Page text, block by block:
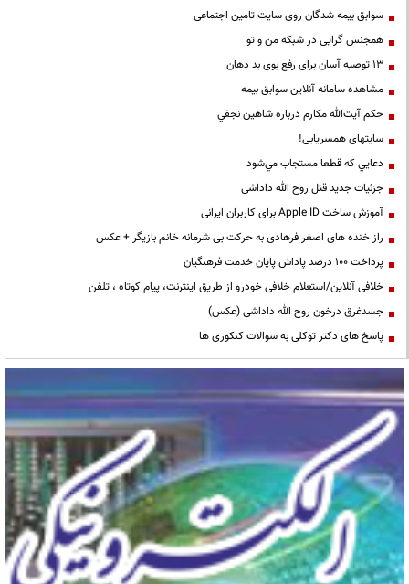
سوابق بیمه شدگان روی سایت تامین اجتماعی
همجنس گرایی در شبکه من و تو
13 توصیه آسان برای رفع بوی بد دهان
مشاهده سامانه آنلاين سوابق بیمه
حكم آيت‌الله مكارم درباره شاهين نجفي
سایتهای همسریابی!
دعايي كه قطعا مستجاب مي‌شود
جزئیات جدید قتل روح الله داداشی
آموزش ساخت Apple ID برای کاربران ایرانی
راز خنده های اصغر فرهادی به حرکت بی شرمانه خانم بازیگر + عکس
پرداخت ۱۰۰ درصد پاداش پایان خدمت فرهنگیان
خلافی آنلاین/استعلام خلافی خودرو از طریق اینترنت، پیام کوتاه ، تلفن
جسدغرق درخون روح الله داداشی (عکس)
پاسخ های دکتر توکلی به سوالات کنکوری ها